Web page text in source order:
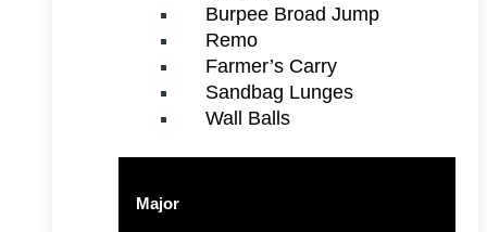
Burpee Broad Jump
Remo
Farmer’s Carry
Sandbag Lunges
Wall Balls
Major